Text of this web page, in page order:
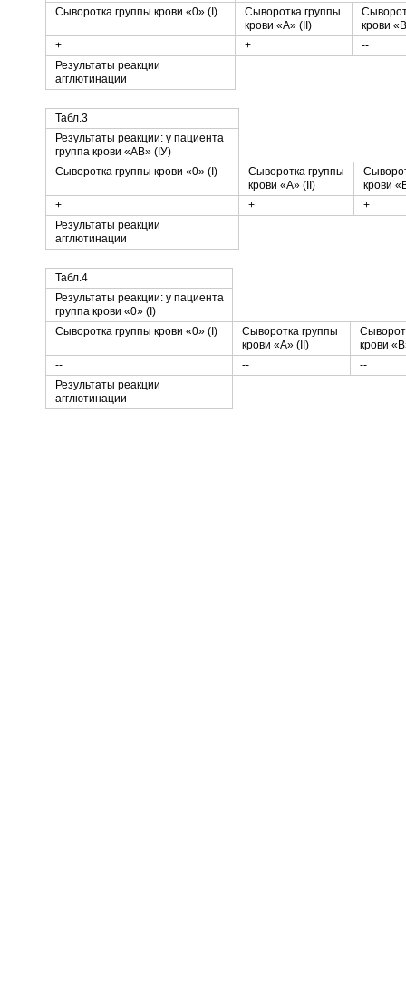
Сыворотка группы крови «0» (I)
Сыворотка группы
крови «A» (II)
крови
+
+
--
Результаты реакции
агглютинации
Табл.3
Результаты реакции: у пациента
группа крови «AB» (IУ)
Сыворотка группы крови «0» (I)
Сыворотка группы
крови «A» (II)
крови
+
+
+
Результаты реакции
агглютинации
Табл.4
Результаты реакции: у пациента
группа крови «0» (I)
Сыворотка группы крови «0» (I)
Сыворотка группы
крови «A» (II)
крови
--
--
--
Результаты реакции
агглютинации